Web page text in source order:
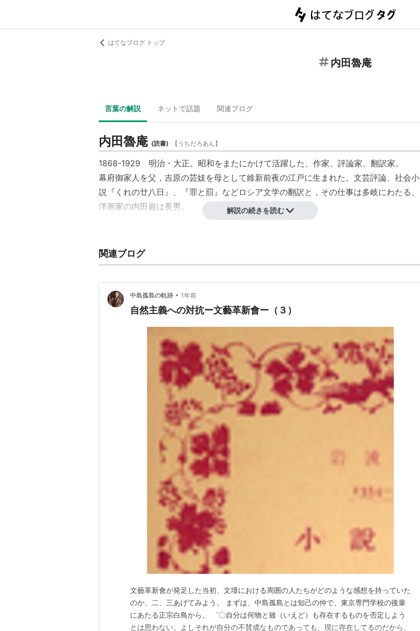
はてなブログ トップ
内田魯庵
言葉の解説 ネットで話題 関連ブログ
内田魯庵 (読書) 【 うちだろあん】
1868-1929 明治・大正。昭和をまたにかけて活躍した、作家、評論家、翻訳家。
幕府御家人を父，吉原の芸妓を母として維新前夜の江戸に生まれた。文芸評論、社会小
説『くれの廿八日』、『罪と罰』などロシア文学の翻訳と，その仕事は多岐にわたる。
洋画家の内田巌は長男。 解説の続きを読む
関連ブログ
中島孤島の軌跡 • 1年前
自然主義への対抗ー文藝革新會ー（３）
文藝革新會が発足した当初、文壇における周囲の人たちがどのような感想を持っていた
のか、二、三あげてみよう。 まずは、中島孤島とは知己の仲で、東京専門学校の後輩
にあたる正宗白鳥から。 ゛〇自分は何物と雖（いえど）も存在するものを否定しよう
とは思わない。よしそれが自分の不賛成なものであっても、現に存在してるのだから、